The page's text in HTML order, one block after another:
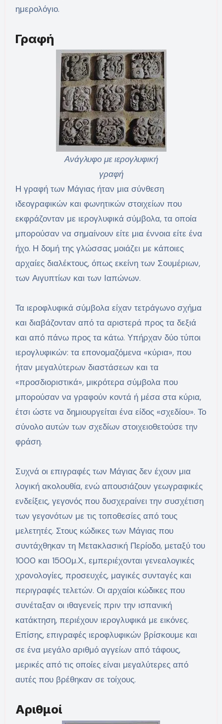
ημερολόγιο.
Γραφή
Ανάγλυφο με ιερογλυφική
γραφή
Η γραφή των Μάγιας ήταν μια σύνθεση
ιδεογραφικών και φωνητικών στοιχείων που
εκφράζονταν με ιερογλυφικά σύμβολα, τα οποία
μπορούσαν να σημαίνουν είτε μια έννοια είτε ένα
ήχο. Η δομή της γλώσσας μοιάζει με κάποιες
αρχαίες διαλέκτους, όπως εκείνη των Σουμέριων,
των Αιγυπτίων και των Ιαπώνων.
Τα ιεροφλυφικά σύμβολα είχαν τετράγωνο σχήμα
και διαβάζονταν από τα αριστερά προς τα δεξιά
και από πάνω προς τα κάτω. Υπήρχαν δύο τύποι
ιερογλυφικών: τα επονομαζόμενα «κύρια», που
ήταν μεγαλύτερων διαστάσεων και τα
«προσδιοριστικά», μικρότερα σύμβολα που
μπορούσαν να γραφούν κοντά ή μέσα στα κύρια,
έτσι ώστε να δημιουργείται ένα είδος «σχεδίου». Το
σύνολο αυτών των σχεδίων στοιχειοθετούσε την
φράση.
Συχνά οι επιγραφές των Μάγιας δεν έχουν μια
λογική ακολουθία, ενώ απουσιάζουν γεωγραφικές
ενδείξεις, γεγονός που δυσχεραίνει την συσχέτιση
των γεγονότων με τις τοποθεσίες από τους
μελετητές. Στους κώδικες των Μάγιας που
συντάχθηκαν τη Μετακλασική Περίοδο, μεταξύ του
1000 και 1500μ.Χ., εμπεριέχονται γενεαλογικές
χρονολογίες, προσευχές, μαγικές συνταγές και
περιγραφές τελετών. Οι αρχαίοι κώδικες που
συνέταξαν οι ιθαγενείς πριν την ισπανική
κατάκτηση, περιέχουν ιερογλυφικά με εικόνες.
Επίσης, επιγραφές ιεροφλυφικών βρίσκουμε και
σε ένα μεγάλο αριθμό αγγείων από τάφους,
μερικές από τις οποίες είναι μεγαλύτερες από
αυτές που βρέθηκαν σε τοίχους.
Αριθμοί